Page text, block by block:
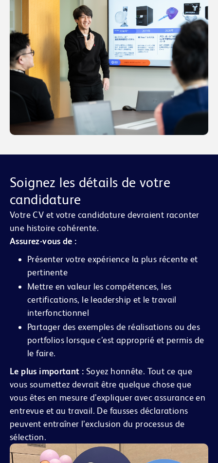
Soignez les détails de votre
candidature
Votre CV et votre candidature devraient raconter
une histoire cohérente.
Assurez-vous de :
Présenter votre expérience la plus récente et
pertinente
Mettre en valeur les compétences, les
certifications, le leadership et le travail
interfonctionnel
Partager des exemples de réalisations ou des
portfolios lorsque c’est approprié et permis de
le faire.
Le plus important : Soyez honnête. Tout ce que
vous soumettez devrait être quelque chose que
vous êtes en mesure d’expliquer avec assurance en
entrevue et au travail. De fausses déclarations
peuvent entraîner l’exclusion du processus de
sélection.